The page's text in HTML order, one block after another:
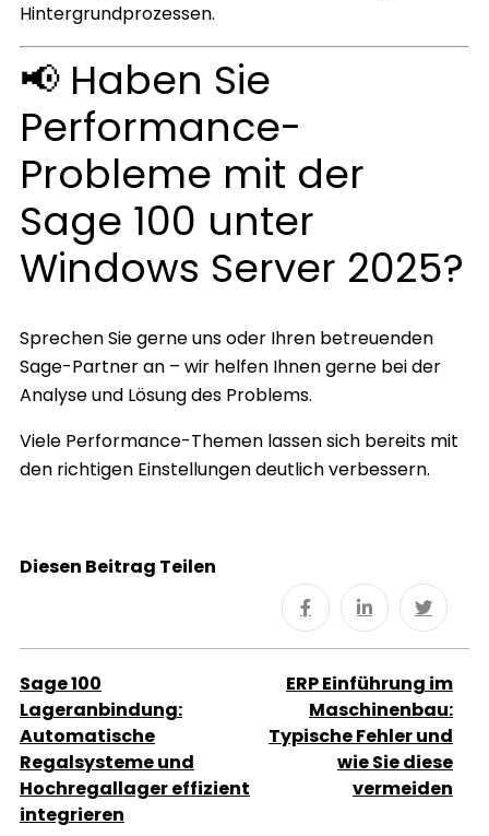
Hintergrundprozessen.
📢 Haben Sie
Performance-
Probleme mit der
Sage 100 unter
Windows Server 2025?
Sprechen Sie gerne uns oder Ihren betreuenden
Sage-Partner an – wir helfen Ihnen gerne bei der
Analyse und Lösung des Problems.
Viele Performance-Themen lassen sich bereits mit
den richtigen Einstellungen deutlich verbessern.
Diesen Beitrag Teilen
Sage 100
Lageranbindung:
Automatische
Regalsysteme und
Hochregallager effizient
integrieren
ERP Einführung im
Maschinenbau:
Typische Fehler und
wie Sie diese
vermeiden